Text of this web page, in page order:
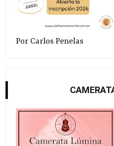
Por Carlos Penelas